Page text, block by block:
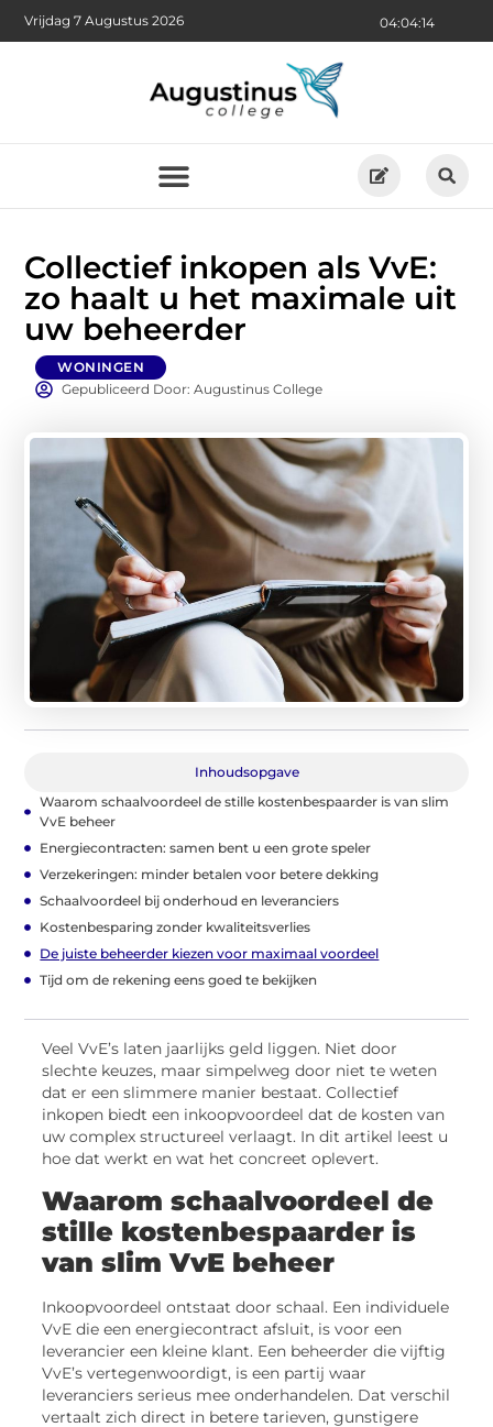
04:04:16
Vrijdag 7 Augustus 2026
Collectief inkopen als VvE:
zo haalt u het maximale uit
uw beheerder
WONINGEN
Gepubliceerd Door: Augustinus College
Inhoudsopgave
Waarom schaalvoordeel de stille kostenbespaarder is van slim
VvE beheer
Energiecontracten: samen bent u een grote speler
Verzekeringen: minder betalen voor betere dekking
Schaalvoordeel bij onderhoud en leveranciers
Kostenbesparing zonder kwaliteitsverlies
De juiste beheerder kiezen voor maximaal voordeel
Tijd om de rekening eens goed te bekijken
Veel VvE’s laten jaarlijks geld liggen. Niet door
slechte keuzes, maar simpelweg door niet te weten
dat er een slimmere manier bestaat. Collectief
inkopen biedt een inkoopvoordeel dat de kosten van
uw complex structureel verlaagt. In dit artikel leest u
hoe dat werkt en wat het concreet oplevert.
Waarom schaalvoordeel de
stille kostenbespaarder is
van slim VvE beheer
Inkoopvoordeel ontstaat door schaal. Een individuele
VvE die een energiecontract afsluit, is voor een
leverancier een kleine klant. Een beheerder die vijftig
VvE’s vertegenwoordigt, is een partij waar
leveranciers serieus mee onderhandelen. Dat verschil
vertaalt zich direct in betere tarieven, gunstigere